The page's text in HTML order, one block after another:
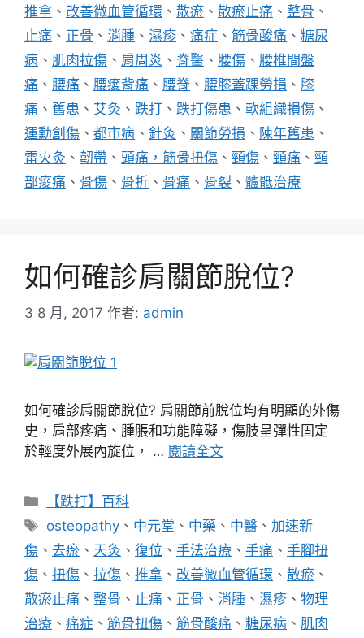
推拿 、 改善微血管循環 、 散瘀 、 散瘀止痛 、 整骨 、
止痛 、 正骨 、 消腫 、 濕疹 、 痛症 、 筋骨酸痛 、 糖尿
病 、 肌肉拉傷 、 肩周炎 、 脊醫 、 腰傷 、 腰椎間盤
痛 、 腰痛 、 腰痠背痛 、 腰脊 、 腰膝蓋踝勞損 、 膝
痛 、 舊患 、 艾灸 、 跌打 、 跌打傷患 、 軟組織損傷 、
運勳創傷 、 都市病 、 針灸 、 關節勞損 、 陳年舊患 、
雷火灸 、 韌帶 、 頭痛，筋骨扭傷 、 頸傷 、 頸痛 、 頸
部痠痛 、 骨傷 、 骨折 、 骨痛 、 骨裂 、 髗骶治療
如何確診肩關節脫位?
3 8 月, 2017 作者: admin
如何確診肩關節脫位? 肩關節前脫位均有明顯的外傷
史，肩部疼痛、腫脹和功能障礙，傷肢呈彈性固定
於輕度外展內旋位， … 閱讀全文
分
【跌打】百科
標
籤
osteopathy 、 中元堂 、 中藥 、 中醫 、加速新
傷 、 去瘀 、 天灸 、 復位 、 手法治療 、 手痛 、 手腳扭
傷 、 扭傷 、 拉傷 、 推拿 、 改善微血管循環 、 散瘀 、
散瘀止痛 、 整骨 、 止痛 、 正骨 、 消腫 、 濕疹 、 物理
治療 、 痛症 、 筋骨扭傷 、 筋骨酸痛 、 糖尿病 、 肌肉